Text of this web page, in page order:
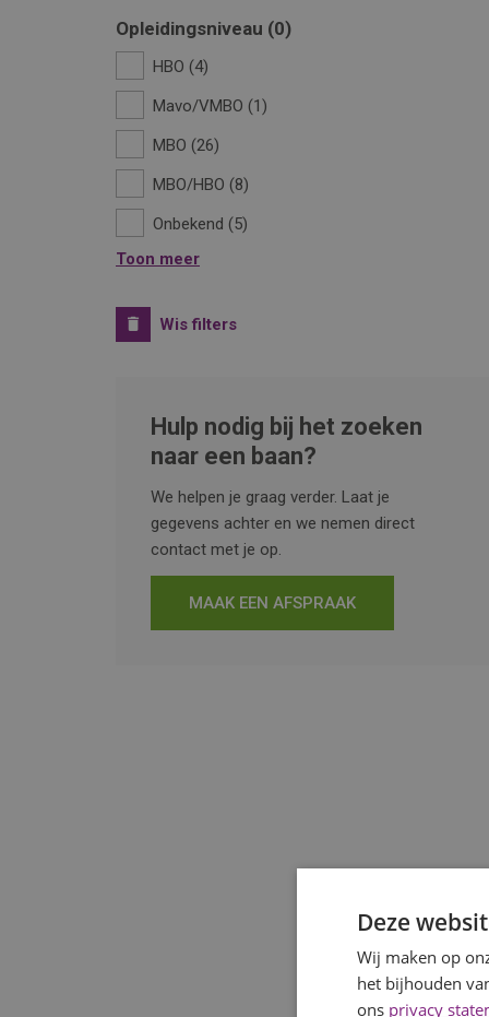
Opleidingsniveau 0
HBO
4
Mavo/VMBO
1
MBO 26
MBO/HBO
8
Onbekend
5
Toon meer
Wis filters
Hulp nodig bij het zoeken
naar een baan?
We helpen je graag verder. Laat je
gegevens achter en we nemen direct
contact met je op.
MAAK EEN AFSPRAAK
Deze
Wij maken op
het bijhouden
ons privacy